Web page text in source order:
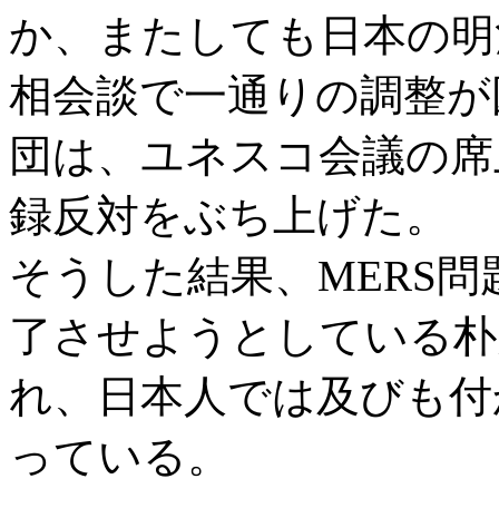
か、またしても日本の
相会談で一通りの調整
団は、ユネスコ会議の
録反対をぶち上げた。
そうした結果、MERS
了させようとしている
れ、日本人では及びも
っている。